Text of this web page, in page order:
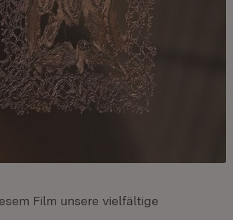
Film unsere vielfältige